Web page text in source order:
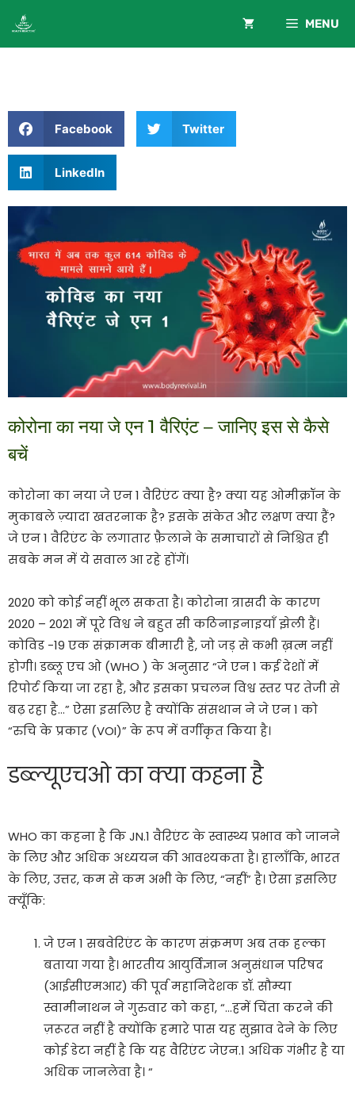
MENU
Facebook Twitter
LinkedIn
कोरोना का नया जे एन 1 वैरिएंट – जानिए इस से कैसे
बचें
कोरोना का नया जे एन 1 वैरिएंट क्या है? क्या यह ओमीक्रॉन के
मुकाबले ज़्यादा खतरनाक है? इसके संकेत और लक्षण क्या हैं?
जे एन 1 वैरिएंट के लगातार फ़ैलाने के समाचारों से निश्चित ही
सबके मन में ये सवाल आ रहे होंगें।
2020 को कोई नहीं भूल सकता है। कोरोना त्रासदी के कारण
2020 – 2021 में पूरे विश्व ने बहुत सी कठिनाइनाइयाँ झेली हैं।
कोविड -19 एक संक्रामक बीमारी है, जो जड़ से कभी ख़त्म नहीं
होगी। डब्लू एच ओ (WHO ) के अनुसार “जे एन 1 कई देशों में
रिपोर्ट किया जा रहा है, और इसका प्रचलन विश्व स्तर पर तेजी से
बढ़ रहा है…” ऐसा इसलिए है क्योंकि संसथान ने जे एन 1 को
“रुचि के प्रकार (VOI)” के रूप में वर्गीकृत किया है।
डब्ल्यूएचओ का क्या कहना है
WHO का कहना है कि JN.1 वैरिएंट के स्वास्थ्य प्रभाव को जानने
के लिए और अधिक अध्ययन की आवश्यकता है। हालाँकि, भारत
के लिए, उत्तर, कम से कम अभी के लिए, “नहीं” है। ऐसा इसलिए
क्यूँकि:
जे एन 1 सबवेरिएंट के कारण संक्रमण अब तक हल्का
बताया गया है। भारतीय आयुर्विज्ञान अनुसंधान परिषद
(आईसीएमआर) की पूर्व महानिदेशक डॉ. सौम्या
स्वामीनाथन ने गुरुवार को कहा, “…हमें चिंता करने की
ज़रूरत नहीं है क्योंकि हमारे पास यह सुझाव देने के लिए
कोई डेटा नहीं है कि यह वैरिएंट जेएन.1 अधिक गंभीर है या
अधिक जानलेवा है। “